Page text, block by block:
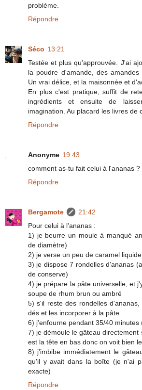
problème.
Répondre
Séco 13:21
Testée et plus qu'approuvée. J'ai
la poudre d'amande, des amandes
Un vrai délice, et la maisonnée et
En plus c'est pratique, suffit de
ingrédients et ensuite de
imagination. Au placard les livres de
Répondre
Anonyme 19:43
comment as-tu fait celui à l'ananas ?
Répondre
Bergamote
21:42
Pour celui à l'ananas :
1) je beurre un moule à manqué
de diamètre)
2) je verse un peu de caramel
3) je dispose 7 rondelles d'ananas
de conserve)
4) je prépare la pâte universelle, et
soupe de rhum brun ou ambré
5) s'il reste des rondelles
dés et les incorporer à la pâte
6) j'enfourne pendant 35/40 minutes
7) je démoule le gâteau directement
est la tête en bas donc on voit bien
8) j'imbibe immédiatement le
qu'il y avait dans la boîte (je n'ai
exacte)
Répondre